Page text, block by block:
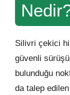
Silivri çekici
güvenli
bulunduğu
da talep edilen